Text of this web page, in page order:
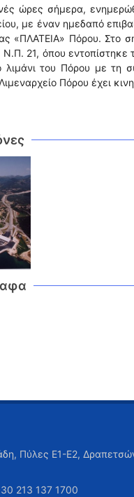
ώρες σήμερα,
με έναν ημεδαπό
«ΠΛΑΤΕΙΑ» Πόρου. Στο
21, όπου εντοπίστηκε
λιμάνι του Πόρου με τη
Πόρου έχει
Πύλες Ε1-Ε2,
213 137 1700